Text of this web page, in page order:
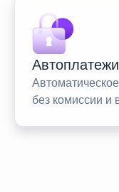
Автоплатежи
без комиссии и